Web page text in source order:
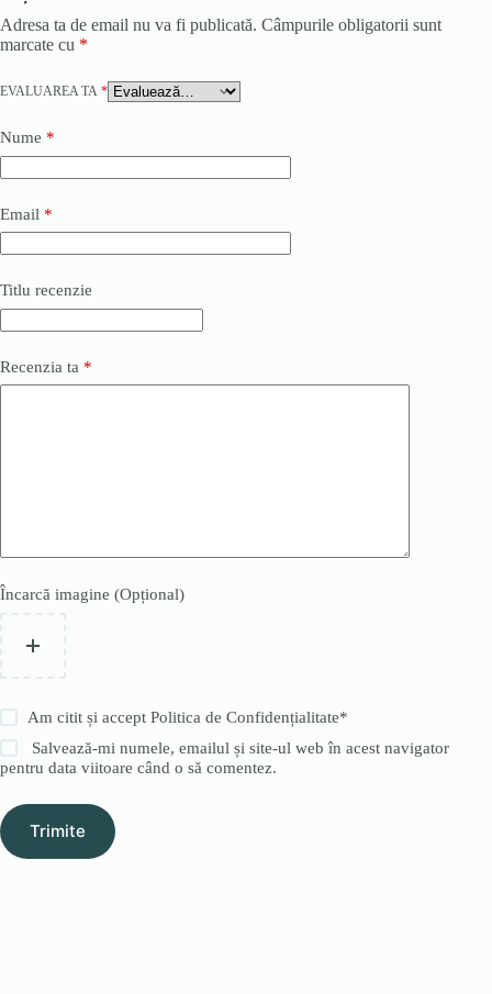
Adresa ta de email nu va fi publicată. Câmpurile obligatorii sunt
marcate cu *
EVALUAREA TA *
Nume *
Email *
Titlu recenzie
Recenzia ta *
Încarcă imagine (Opțional)
Am citit și acceptPolitica de Confidențialitate*
Salvează-mi numele, emailul și site-ul web în acest navigator
pentru data viitoare când o să comentez.
Trimite